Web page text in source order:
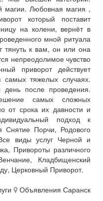
магии. Любовная магия ,
который поставит
на колени, вернёт в
мной ритуала
тянуть к вам, он или она
непреодолимое чувство
приворот действует
самых тяжелых случаях.
день после проведения.
самых сложных
от срока их давности и
подход к
Снятие Порчи, Родового
виды услуг Черной и
Привороты различного
Кладбищенский
Церковный Приворот.
Объявления Саранск